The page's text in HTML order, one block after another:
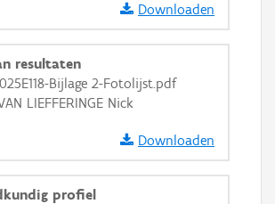
Downloaden
resultaten
Bijlage 2-Fotolijst.pdf
LIEFFERINGE Nick
Downloaden
profiel